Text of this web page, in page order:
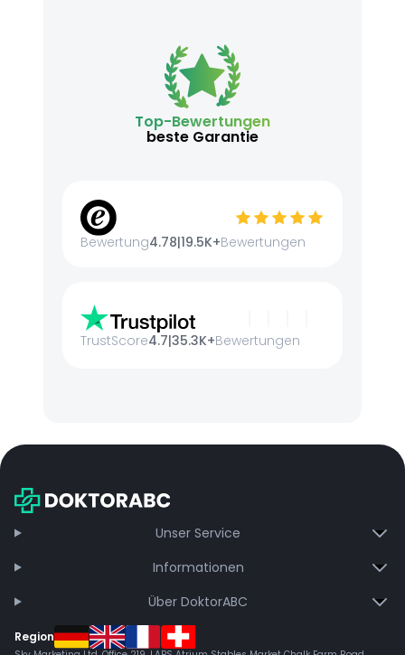
Top-Bewertungen
beste Garantie
Bewertung4.78|19.5K+Bewertungen
TrustScore4.7|35.3K+Bewertungen
Unser Service
Informationen
Über DoktorABC
Region